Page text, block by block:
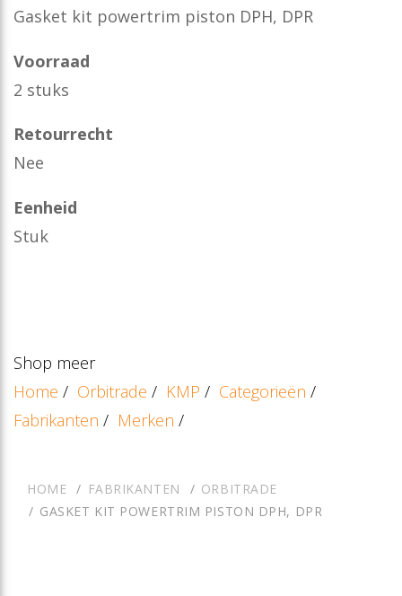
Gasket kit powertrim piston DPH, DPR
Voorraad
2 stuks
Retourrecht
Nee
Eenheid
Stuk
Shop meer
Home / Orbitrade / KMP / Categorieën /
Fabrikanten / Merken /
HOME FABRIKANTEN
ORBITRADE
GASKET KIT POWERTRIM PISTON DPH, DPR